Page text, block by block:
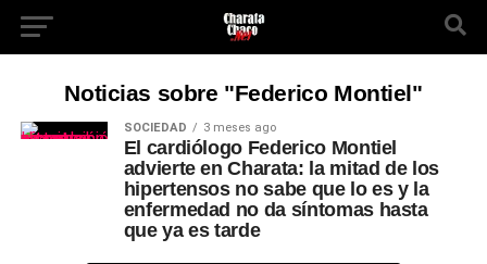
Noticias sobre "Federico Montiel"
SOCIEDAD 3 meses ago
El cardiólogo Federico Montiel
advierte en Charata: la mitad de los
hipertensos no sabe que lo es y la
enfermedad no da síntomas hasta
que ya es tarde